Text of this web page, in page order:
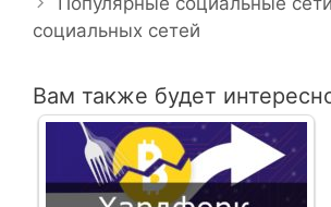
к
г
ц
и
социальных сетей
Вам также будет